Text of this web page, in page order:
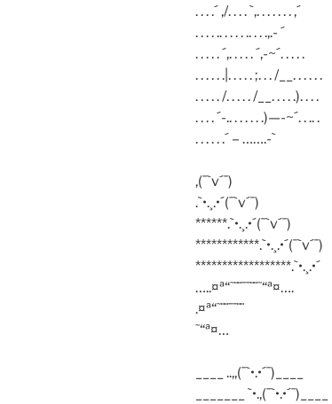
. . . .´ ,/. . . . `,. . . . . . . ,´
. . . . .. . . . . .. . . .,.- ´
. . . . . ´,. . . . . ´,-~´. . . . .
. . . . . .|. . . . . ;. . . /__. . . . . .
. . . . . /. . . . . /__. . . . .). . . .
. . . . ´-.. . . . . . .)—-~´. . .. .
. . . . . .´ – …….-`
,(¯`v´¯)
.`•.¸.•´(¯`v´¯)
******.`•.¸.•´(¯`v´¯)
************.`•.¸.•´(¯`v´¯)
******************.`•.¸.•´
…..¤ª“˜¨¨¯¯¨¨˜“ª¤….
.¤ª“˜¨¨¯¯¨¨
˜“ª¤…
____ ..,,(¯`•.•´¯)____
_______ `•.,(¯`•.•´¯)____